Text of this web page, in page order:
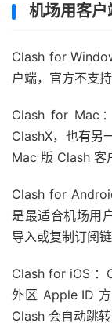
机场用客
Clash for
户端，官方不支
Clash for Mac
ClashX，也有另
Mac 版 Clash 客
Clash for
是最适合机场用
导入或复制订阅链
Clash for iOS ：
外区 Apple ID
Clash 会自动跳